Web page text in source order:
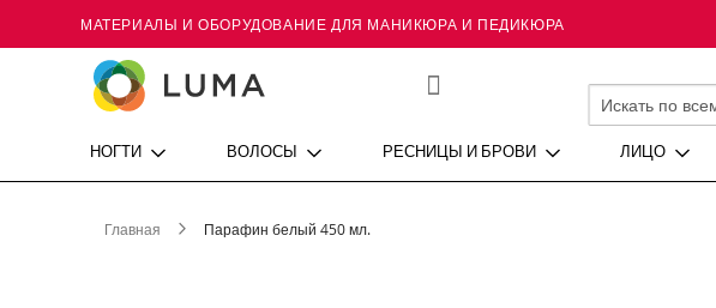
Skip
Content
МАТЕРИАЛЫ И ОБОРУДОВАНИЕ ДЛЯ МАНИКЮРА И ПЕДИКЮРА
НОГТИ ВОЛОСЫ РЕСНИЦЫ И БРОВИ ЛИЦО
Главная Парафин белый 450 мл.